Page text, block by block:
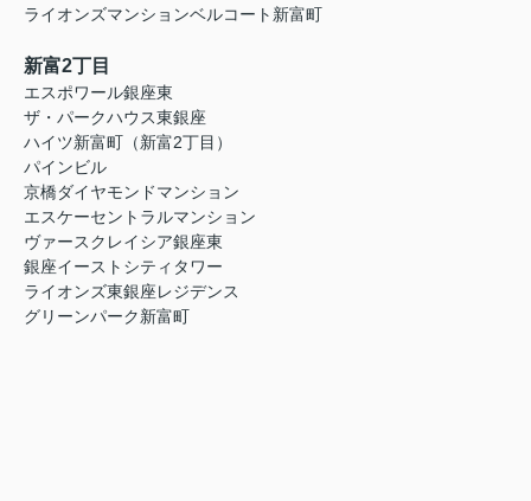
ライオンズマンションベルコート新富町
新富2丁目
エスポワール銀座東
ザ・パークハウス東銀座
ハイツ新富町（新富2丁目）
パインビル
京橋ダイヤモンドマンション
エスケーセントラルマンション
ヴァースクレイシア銀座東
銀座イーストシティタワー
ライオンズ東銀座レジデンス
グリーンパーク新富町